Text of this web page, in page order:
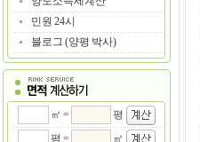
민원 24시
블로그 (양평 박사)
㎡ =
평
평 =
㎡